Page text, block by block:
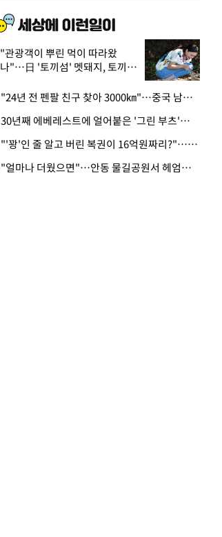
"관광객이 뿌린 먹이 따라왔
나"…日 '토끼섬' 멧돼지, 토끼까
· "24년 전 펜팔 친구 찾아 3000㎞"…중국 남성 사연에 '뭉클'
· 30년째 에베레스트에 얼어붙은 '그린 부츠'…드디어 가족 품으로
· "'꽝'인 줄 알고 버린 복권이 16억원짜리?"…극적으로 되찾은 사연
· "얼마나 더웠으면"…안동 물길공원서 헤엄친 구렁이 '소동'